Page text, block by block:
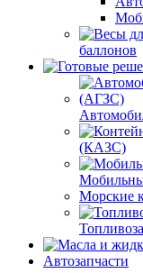
баллонов
(КАЗС)
Морские
Автозапчасти